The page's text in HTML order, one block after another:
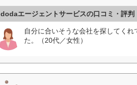
dodaエージェントサービスの口コミ・評判
自分に合いそうな会社を探してく
た。（20代／女性）